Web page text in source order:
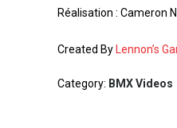
Réalisation : Cameron
Created By Lennon’s
Category: BMX Videos